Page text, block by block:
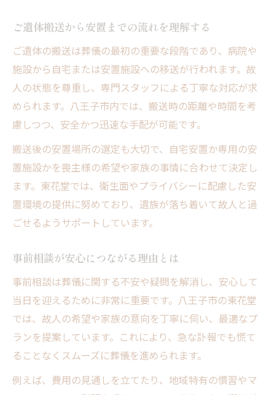
ご遺体搬送から安置までの流れを理解する
ご遺体の搬送は葬儀の最初の重要な段階であり、病院や
施設から自宅または安置施設への移送が行われます。故
人の状態を尊重し、専門スタッフによる丁寧な対応が求
められます。八王子市内では、搬送時の距離や時間を考
慮しつつ、安全かつ迅速な手配が可能です。
搬送後の安置場所の選定も大切で、自宅安置か専用の安
置施設かを喪主様の希望や家族の事情に合わせて決定し
ます。東花堂では、衛生面やプライバシーに配慮した安
置環境の提供に努めており、遺族が落ち着いて故人と過
ごせるようサポートしています。
事前相談が安心につながる理由とは
事前相談は葬儀に関する不安や疑問を解消し、安心して
当日を迎えるために非常に重要です。八王子市の東花堂
では、故人の希望や家族の意向を丁寧に伺い、最適なプ
ランを提案しています。これにより、急な訃報でも慌て
ることなくスムーズに葬儀を進められます。
例えば、費用の見通しを立てたり、地域特有の慣習やマ